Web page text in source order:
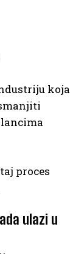
koja
proces
ulazi u